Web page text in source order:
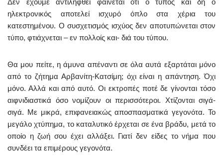
Δεν έχουμε αντιληφθεί φαίνεται ότι ο τύπος και δη ο
ηλεκτρονικός αποτελεί ισχυρό όπλο στα χέρια του
κατεστημένου. Ο συσχετισμός ισχύος δεν αποτυπώνεται στον
τύπο, φτιάχνεται – εν πολλοίς και- διά του τύπου.
Θα μου πείτε, η άμυνα απέναντι σε όλα αυτά εξαρτάται μόνο
από το ζήτημα Αρβανίτη-Κατσίμη; όχι είναι η απάντηση. Όχι
μόνο. Αλλά και από αυτό. Οι εκτροπές ποτέ δε γίνονται τόσο
αιφνιδιαστικά όσο νομίζουν οι περισσότεροι. Χτίζονται σιγά-
σιγά. Με μικρά, επιφανειακώς αποσπασματικά γεγονότα. Το
μεγάλο χτύπημα, το καταλυτικό έρχεται σε ένα βράδυ, μετά το
οποίο η ζωή σου έχει αλλάξει. Γιατί δεν είδες το νήμα που
συνδέει τα επιμέρους γεγονότα.